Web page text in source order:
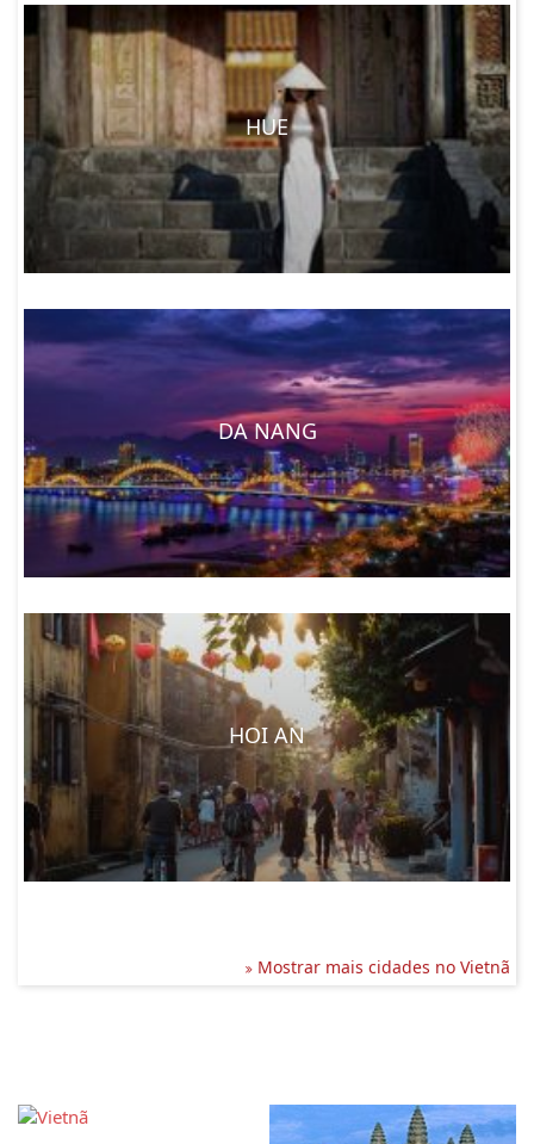
HUE
DA NANG
HOI AN
Mostrar mais cidades no Vietnã